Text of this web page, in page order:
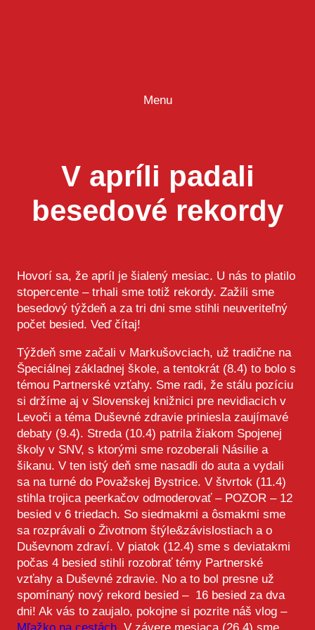
Menu
V apríli padali
besedové rekordy
Hovorí sa, že apríl je šialený mesiac. U nás to platilo
stopercente – trhali sme totiž rekordy. Zažili sme
besedový týždeň a za tri dni sme stihli neuveriteľný
počet besied. Veď čítaj!
Týždeň sme začali v Markušovciach, už tradične na
Špeciálnej základnej škole, a tentokrát (8.4) to bolo s
témou Partnerské vzťahy. Sme radi, že stálu pozíciu
si držíme aj v Slovenskej knižnici pre nevidiacich v
Levoči a téma Duševné zdravie priniesla zaujímavé
debaty (9.4). Streda (10.4) patrila žiakom Spojenej
školy v SNV, s ktorými sme rozoberali Násilie a
šikanu. V ten istý deň sme nasadli do auta a vydali
sa na turné do Považskej Bystrice. V štvrtok (11.4)
stihla trojica peerkačov odmoderovať – POZOR – 12
besied v 6 triedach. So siedmakmi a ôsmakmi sme
sa rozprávali o Životnom štýle&závislostiach a o
Duševnom zdraví. V piatok (12.4) sme s deviatakmi
počas 4 besied stihli rozobrať témy Partnerské
vzťahy a Duševné zdravie. No a to bol presne už
spomínaný nový rekord besied – 16 besied za dva
dni! Ak vás to zaujalo, pokojne si pozrite náš vlog –